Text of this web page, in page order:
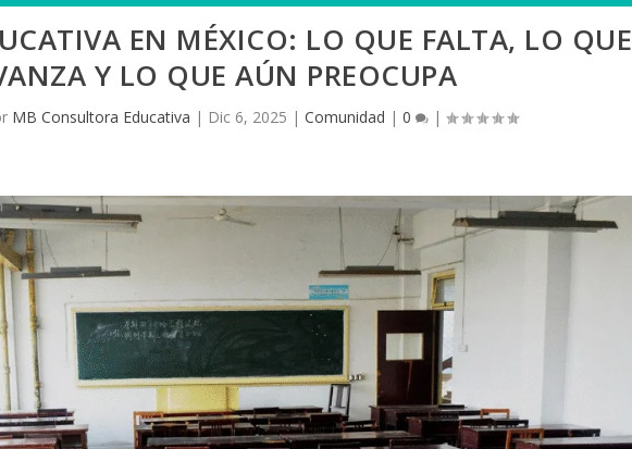
EN MÉXICO: LO QUE FALTA, LO QUE
Y LO QUE AÚN PREOCUPA
MB Consultora Educativa | Dic 6, 2025 | Comunidad | 0 |